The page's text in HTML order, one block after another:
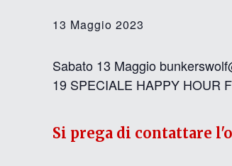
13 Maggio 2023
Sabato 13 Maggio
19 SPECIALE HAPPY HOUR
Si prega di contattare